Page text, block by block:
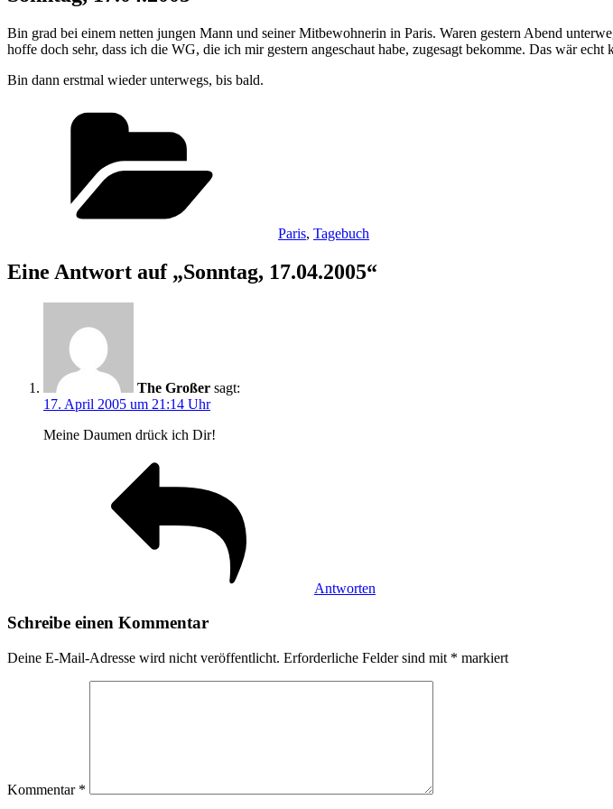
Bin grad bei einem netten jungen Mann und seiner Mitbewohnerin in Paris. Waren gestern Abend
hoffe doch sehr, dass ich die WG, die ich mir gestern angeschaut habe, zugesagt bekomme. Das wär
Bin dann erstmal wieder unterwegs, bis bald.
Paris, Tagebuch
Eine Antwort auf „Sonntag, 17.04.2005“
The Großer sagt:
17. April 2005 um 21:14 Uhr
Meine Daumen drück ich Dir!
Antworten
Schreibe einen Kommentar
Deine E-Mail-Adresse wird nicht veröffentlicht. Erforderliche Felder sind mit * markiert
Kommentar *